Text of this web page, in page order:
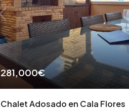
281,000€
Chalet Adosado en Cala Flores